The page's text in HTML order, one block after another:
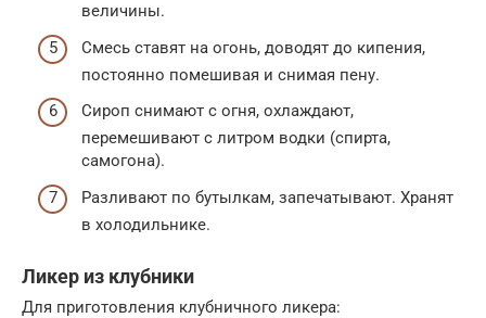
величины.
Смесь ставят на огонь, доводят до кипения,
постоянно помешивая и снимая пену.
Сироп снимают с огня, охлаждают,
перемешивают с литром водки (спирта,
самогона).
Разливают по бутылкам, запечатывают. Хранят
в холодильнике.
Ликер из клубники
Для приготовления клубничного ликера: